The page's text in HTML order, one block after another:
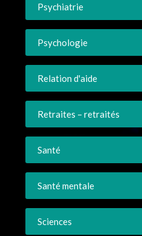
Psychiatrie
Psychologie
Relation d'aide
Retraites – retraités
Santé
Santé mentale
Sciences